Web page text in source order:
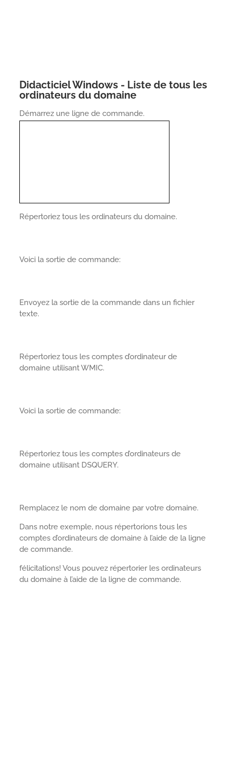
Didacticiel Windows - Liste de tous les
ordinateurs du domaine
Démarrez une ligne de commande.
Répertoriez tous les ordinateurs du domaine.
Voici la sortie de commande:
Envoyez la sortie de la commande dans un fichier
texte.
Répertoriez tous les comptes d’ordinateur de
domaine utilisant WMIC.
Voici la sortie de commande:
Répertoriez tous les comptes d’ordinateurs de
domaine utilisant DSQUERY.
Remplacez le nom de domaine par votre domaine.
Dans notre exemple, nous répertorions tous les
comptes d’ordinateurs de domaine à l’aide de la ligne
de commande.
félicitations! Vous pouvez répertorier les ordinateurs
du domaine à l’aide de la ligne de commande.